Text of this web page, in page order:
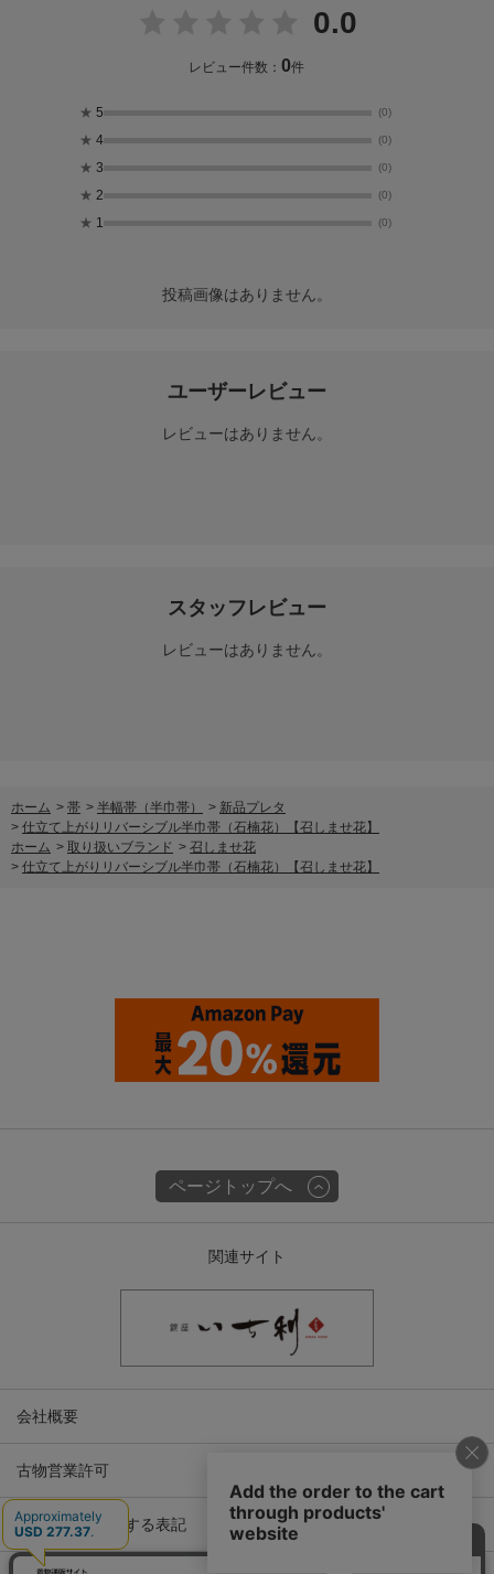
0.0
レビュー件数：0件
★ 5 (0)
★ 4 (0)
★ 3 (0)
★ 2 (0)
★ 1 (0)
投稿画像はありません。
ユーザーレビュー
レビューはありません。
スタッフレビュー
レビューはありません。
ホーム > 帯 > 半幅帯（半巾帯） > 新品プレタ
> 仕立て上がりリバーシブル半巾帯（石楠花）【召しませ花】
ホーム > 取り扱いブランド > 召しませ花
> 仕立て上がりリバーシブル半巾帯（石楠花）【召しませ花】
ページトップへ
関連サイト
会社概要
古物営業許可
特定商取引に関する表記